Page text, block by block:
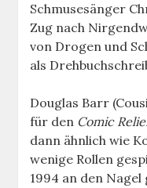
Schmusesänger
Zug nach
von Drogen und
als
Douglas Barr
für den Comic
dann ähnlich wie
wenige Rollen
1994 an den